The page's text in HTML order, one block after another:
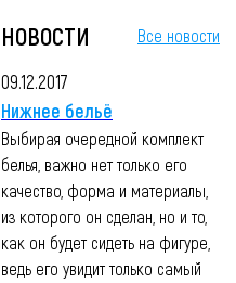
НОВОСТИ Все новости
09.12.2017
Нижнее бельё
Выбирая очередной комплект
белья, важно нет только его
качество, форма и материалы,
из которого он сделан, но и то,
как он будет сидеть на фигуре,
ведь его увидит только самый